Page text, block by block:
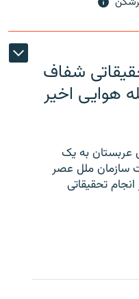
شفاف
هوایی اخیر
عربستان به یک
سازمان ملل عصر
تحقیقاتی